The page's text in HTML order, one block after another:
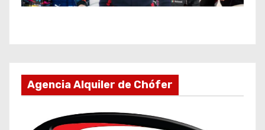
Agencia Alquiler de Chófer